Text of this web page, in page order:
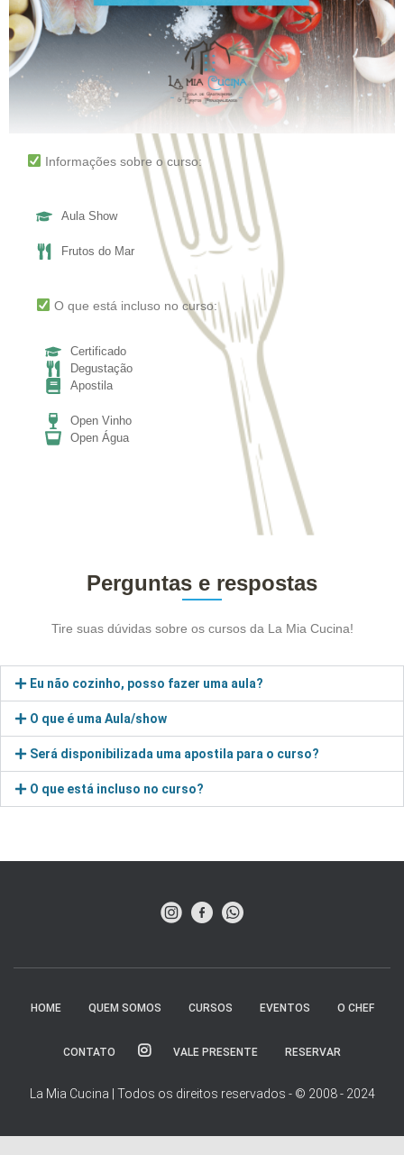
Informações sobre o curso:
Aula Show
Frutos do Mar
O que está incluso no curso:
Certificado
Degustação
Apostila
Open Vinho
Open Água
Perguntas e respostas
Tire suas dúvidas sobre os cursos da La Mia Cucina!
Eu não cozinho, posso fazer uma aula?
O que é uma Aula/show
Será disponibilizada uma apostila para o curso?
O que está incluso no curso?
HOME QUEM SOMOS CURSOS EVENTOS O CHEF
CONTATO VALE PRESENTE RESERVAR
La Mia Cucina | Todos os direitos reservados - © 2008 - 2024